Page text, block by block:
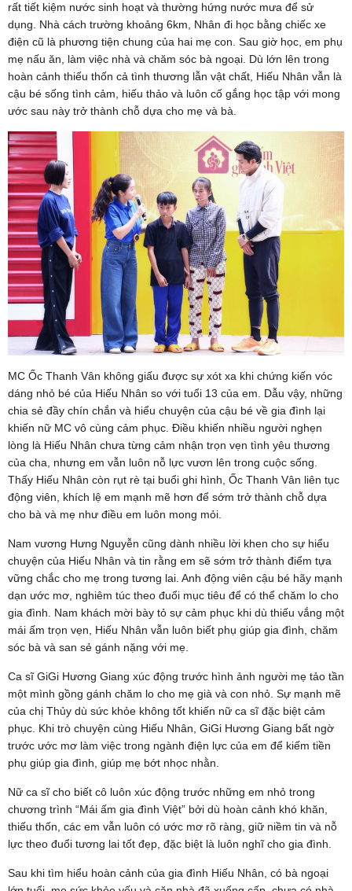
rất tiết kiệm nước sinh hoạt và thường hứng nước mưa để sử
dụng. Nhà cách trường khoảng 6km, Nhân đi học bằng chiếc xe
điện cũ là phương tiện chung của hai mẹ con. Sau giờ học, em phụ
mẹ nấu ăn, làm việc nhà và chăm sóc bà ngoại. Dù lớn lên trong
hoàn cảnh thiếu thốn cả tình thương lẫn vật chất, Hiếu Nhân vẫn là
cậu bé sống tình cảm, hiếu thảo và luôn cố gắng học tập với mong
ước sau này trở thành chỗ dựa cho mẹ và bà.
MC Ốc Thanh Vân không giấu được sự xót xa khi chứng kiến vóc
dáng nhỏ bé của Hiếu Nhân so với tuổi 13 của em. Dẫu vậy, những
chia sẻ đầy chín chắn và hiểu chuyện của cậu bé về gia đình lại
khiến nữ MC vô cùng cảm phục. Điều khiến nhiều người nghẹn
lòng là Hiếu Nhân chưa từng cảm nhận trọn vẹn tình yêu thương
của cha, nhưng em vẫn luôn nỗ lực vươn lên trong cuộc sống.
Thấy Hiếu Nhân còn rụt rè tại buổi ghi hình, Ốc Thanh Vân liên tục
động viên, khích lệ em mạnh mẽ hơn để sớm trở thành chỗ dựa
cho bà và mẹ như điều em luôn mong mỏi.
Nam vương Hưng Nguyễn cũng dành nhiều lời khen cho sự hiểu
chuyện của Hiếu Nhân và tin rằng em sẽ sớm trở thành điểm tựa
vững chắc cho mẹ trong tương lai. Anh động viên cậu bé hãy mạnh
dạn ước mơ, nghiêm túc theo đuổi mục tiêu để có thể chăm lo cho
gia đình. Nam khách mời bày tỏ sự cảm phục khi dù thiếu vắng một
mái ấm trọn vẹn, Hiếu Nhân vẫn luôn biết phụ giúp gia đình, chăm
sóc bà và san sẻ gánh nặng với mẹ.
Ca sĩ GiGi Hương Giang xúc động trước hình ảnh người mẹ tảo tần
một mình gồng gánh chăm lo cho mẹ già và con nhỏ. Sự mạnh mẽ
của chị Thủy dù sức khỏe không tốt khiến nữ ca sĩ đặc biệt cảm
phục. Khi trò chuyện cùng Hiếu Nhân, GiGi Hương Giang bất ngờ
trước ước mơ làm việc trong ngành điện lực của em để kiếm tiền
phụ giúp gia đình, giúp mẹ bớt nhọc nhằn.
Nữ ca sĩ cho biết cô luôn xúc động trước những em nhỏ trong
chương trình “Mái ấm gia đình Việt” bởi dù hoàn cảnh khó khăn,
thiếu thốn, các em vẫn luôn có ước mơ rõ ràng, giữ niềm tin và nỗ
lực theo đuổi tương lai tốt đẹp, đặc biệt là luôn nghĩ cho gia đình.
Sau khi tìm hiểu hoàn cảnh của gia đình Hiếu Nhân, có bà ngoại